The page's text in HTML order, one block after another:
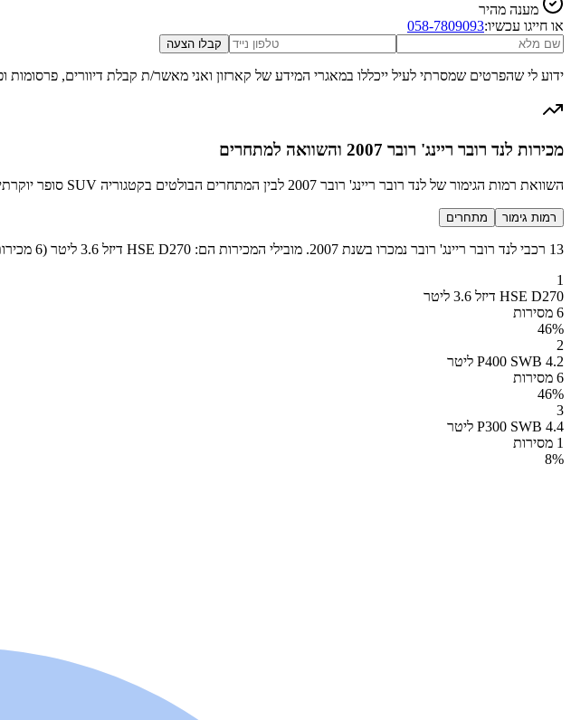
מענה מהיר
או חייגו עכשיו:058-7809093
קבלו הצעה
ידוע לי שהפרטים שמסרתי לעיל ייכללו במאגרי המידע של קארזון ואני מאשר/ת קבלת דיוורים, פרסומות
מכירות לנד רובר ריינג' רובר 2007 והשוואה למתחרים
השוואת רמות הגימור של לנד רובר ריינג' רובר 2007 לבין המתחרים הבולטים בקטגוריה SUV סופר יוקרתי
רמות גימור מתחרים
13 רכבי לנד רובר ריינג' רובר נמכרו בשנת 2007. מובילי המכירות הם: HSE D270 דיזל 3.6 ליטר (6 מכירות), P400 SWB 4.2 ליטר (6 מכירות), P300 SWB 4.4 ליטר (1 מכירות).
1
HSE D270 דיזל 3.6 ליטר
6 מסירות
46%
2
P400 SWB 4.2 ליטר
6 מסירות
46%
3
P300 SWB 4.4 ליטר
1 מסירות
8%